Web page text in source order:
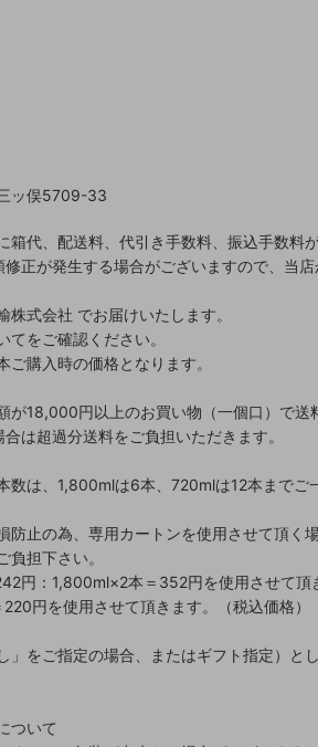
ッ俣5709-33
箱代、配送料、代引き手数料、振込手数料
正が発生する場合がございますので、当
株式会社 でお届けいたします。
をご確認ください。
購入時の価格となります。
が18,000円以上のお買い物（一個口）で送
は超過分送料をご負担いただきます。
数は、1,800mlは6本、720mlは12本までご
防止の為、専用カートンを使用させて頂く
担下さい。
円：1,800ml×2本＝352円を使用させて頂
円を使用させて頂きます。（税込価格）
」をご指定の場合、またはギフト指定）と
ついて